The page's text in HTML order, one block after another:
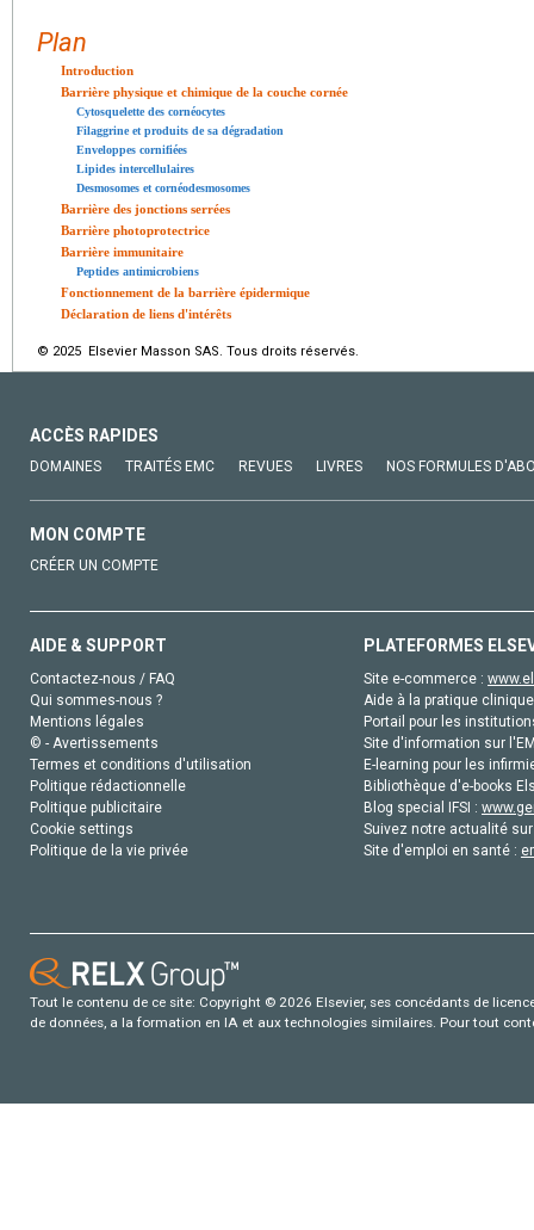
Plan
Introduction
Barrière physique et chimique de la couche cornée
Cytosquelette des cornéocytes
Filaggrine et produits de sa dégradation
Enveloppes cornifiées
Lipides intercellulaires
Desmosomes et cornéodesmosomes
Barrière des jonctions serrées
Barrière photoprotectrice
Barrière immunitaire
Peptides antimicrobiens
Fonctionnement de la barrière épidermique
Déclaration de liens d'intérêts
© 2025 Elsevier Masson SAS. Tous droits réservés.
ACCÈS RAPIDES
DOMAINES TRAITÉS EMC REVUES LIVRES NOS FORMULES
MON COMPTE
CRÉER UN COMPTE
AIDE & SUPPORT
Contactez-nous / FAQ
Qui sommes-nous ?
Mentions légales
© - Avertissements
Termes et conditions d'utilisation
Politique rédactionnelle
Politique publicitaire
Cookie settings
Politique de la vie privée
PLATEFORMES
Site e-commerce :
Aide à la pratique
Portail pour les
Site d'information sur
E-learning pour les
Bibliothèque d'e-books
Blog special IFSI :
Suivez notre actualité
Site d'emploi en santé :
Tout le contenu de ce site: Copyright © 2026 Elsevier, ses concédants de
de données, a la formation en IA et aux technologies similaires. Pour tout